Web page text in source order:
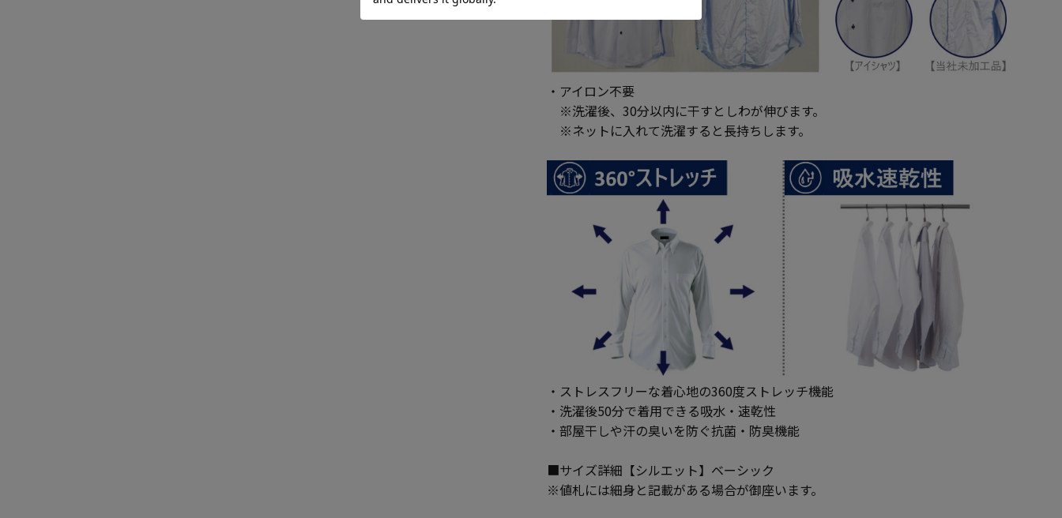
・アイロン不要
※洗濯後、30分以内に干すとしわが伸びます。
※ネットに入れて洗濯すると長持ちします。
・ストレスフリーな着心地の360度ストレッチ機能
・洗濯後50分で着用できる吸水・速乾性
・部屋干しや汗の臭いを防ぐ抗菌・防臭機能
■サイズ詳細【シルエット】ベーシック
※値札には細身と記載がある場合が御座います。